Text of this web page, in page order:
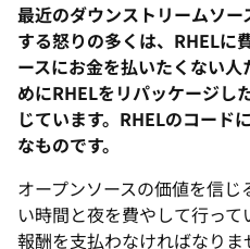
最近のダウンストリームソ
する怒りの多くは、RHELに
ースにお金を払いたくない
めにRHELをリパッケージし
じています。RHELのコード
なものです。
オープンソースの価値を信
い時間と夜を費やして行っ
報酬を支払わなければなり